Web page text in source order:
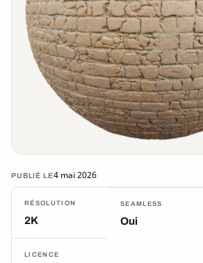
PUBLIÉ LE4 mai 2026
RÉSOLUTION
2K
SEAMLESS
Oui
LICENCE